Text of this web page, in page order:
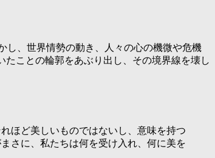
し、世界情勢の動き、人々の心の機微や危機
ことの輪郭をあぶり出し、その境界線を壊し
ほど美しいものではないし、意味を持つ
さに、私たちは何を受け入れ、何に美を